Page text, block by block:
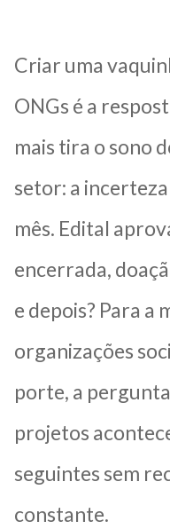
Criar uma
ONGs é a
mais tira o sono
setor: a
mês. Edital
encerrada,
e depois? Para a
organizações
porte, a
projetos
seguintes sem
constante.